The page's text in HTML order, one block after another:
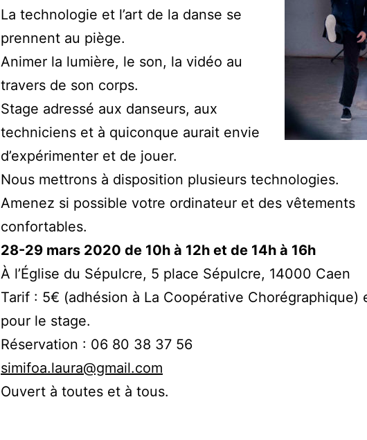
La technologie et l’art de la danse se
prennent au piège.
Animer la lumière, le son, la vidéo au
travers de son corps.
Stage adressé aux danseurs, aux
techniciens et à quiconque aurait envie
d’expérimenter et de jouer.
Nous mettrons à disposition plusieurs technologies.
Amenez si possible votre ordinateur et des vêtements
confortables.
28-29 mars 2020 de 10h à 12h et de 14h à 16h
À l’Église du Sépulcre, 5 place Sépulcre, 14000 Caen
Tarif : 5€ (adhésion à La Coopérative Chorégraphique)
pour le stage.
Réservation : 06 80 38 37 56
simifoa.laura@gmail.com
Ouvert à toutes et à tous.